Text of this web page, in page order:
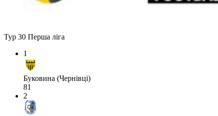
Тур 30 Перша ліга
1
Буковина (Чернівці)
81
2